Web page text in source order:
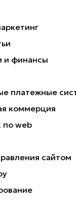
и финансы
платежные
коммерция
по web
сайтом